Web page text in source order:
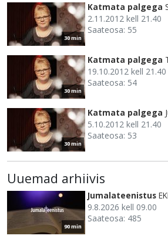
30 min
Katmata palgega
2.11.2012 kell 21.40
Saateosa: 55
30 min
Katmata palgega
19.10.2012 kell 21.40
Saateosa: 54
30 min
Katmata palgega
5.10.2012 kell 21.40
Saateosa: 53
Uuemad arhiivis
90 min
Jumalateenistus
9.8.2026 kell 09.00
Saateosa: 485